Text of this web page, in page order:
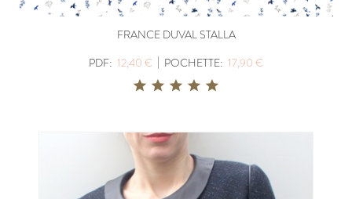
FRANCE DUVAL STALLA
PDF: 12,40 € | POCHETTE: 17,90 €